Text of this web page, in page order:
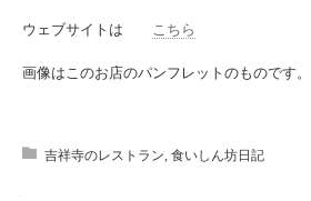
ウェブサイトは こちら
画像はこのお店のパンフレットのものです
吉祥寺のレストラン, 食いしん坊日記